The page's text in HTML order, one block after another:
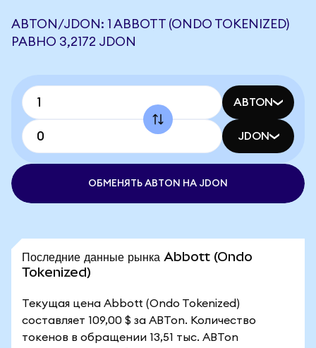
ABTON/JDON: 1 ABBOTT (ONDO TOKENIZED)
РАВНО 3,2172 JDON
ABTON
JDON
ОБМЕНЯТЬ ABTON НА JDON
Последние данные рынка Abbott (Ondo
Tokenized)
Текущая цена Abbott (Ondo Tokenized)
составляет 109,00 $ за ABTon. Количество
токенов в обращении 13,51 тыс. ABTon